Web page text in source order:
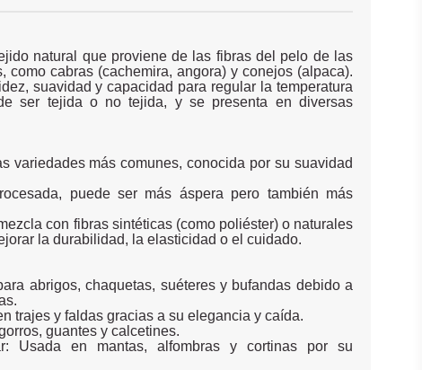
natural que proviene de las fibras del pelo de las
como cabras (cachemira, angora) y conejos (alpaca).
suavidad y capacidad para regular la temperatura
ser tejida o no tejida, y se presenta en diversas
variedades más comunes, conocida por su suavidad
puede ser más áspera pero también más
con fibras sintéticas (como poliéster) o naturales
la durabilidad, la elasticidad o el cuidado.
abrigos, chaquetas, suéteres y bufandas debido a
trajes y faldas gracias a su elegancia y caída.
guantes y calcetines.
Usada en mantas, alfombras y cortinas por su